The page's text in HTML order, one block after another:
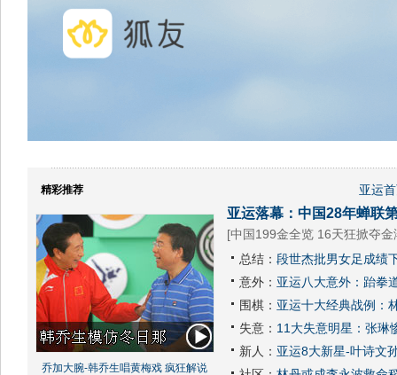
精彩推荐 亚运
乔加大腕-韩乔生唱黄梅戏 疯狂解说
亚运落幕：中国28年蝉联
[中国199金全览 16天狂掀夺金
总结： 段世杰批男女足成绩
意外： 亚运八大意外：跆拳
围棋： 亚运十大经典战例：
失意： 11大失意明星：张琳
新人： 亚运8大新星-叶诗文